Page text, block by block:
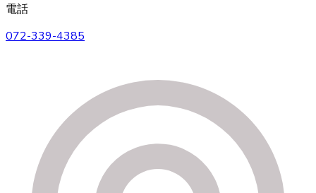
電話
072-339-4385